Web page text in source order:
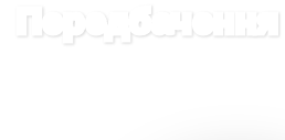
Передбачення